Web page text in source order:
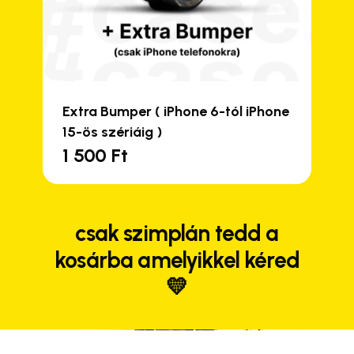
Extra Bumper ( iPhone 6-tól iPhone
15-ös szériáig )
1 500 Ft
csak szimplán tedd a
kosárba amelyikkel kéred
💛